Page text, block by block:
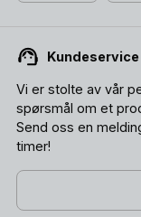
Kundeservice
Vi er stolte av vår
spørsmål om et
Send oss ​​en
timer!